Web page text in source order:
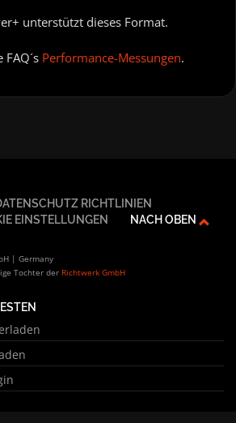
unterstützt dieses Format.
Performance-Messungen.
RICHTLINIEN
EINSTELLUNGEN NACH OBEN
| Germany
Tochter der Richtwerk GmbH